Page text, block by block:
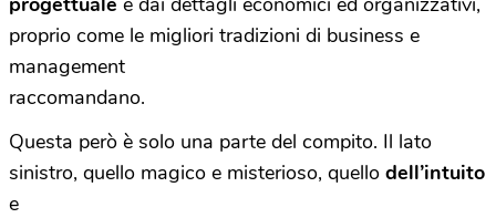
proprio come le migliori tradizioni di business e
management
raccomandano.
Questa però è solo una parte del compito. Il lato
sinistro, quello magico e misterioso, quello dell’intuito
e